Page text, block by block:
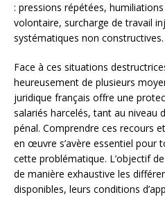
: pressions répétées,
volontaire, surcharge de travail
systématiques non constructives.
Face à ces situations
heureusement de plusieurs
juridique français offre une
salariés harcelés, tant au niveau
pénal. Comprendre ces recours
en œuvre s’avère essentiel pour
cette problématique. L’objectif
de manière exhaustive les
disponibles, leurs conditions